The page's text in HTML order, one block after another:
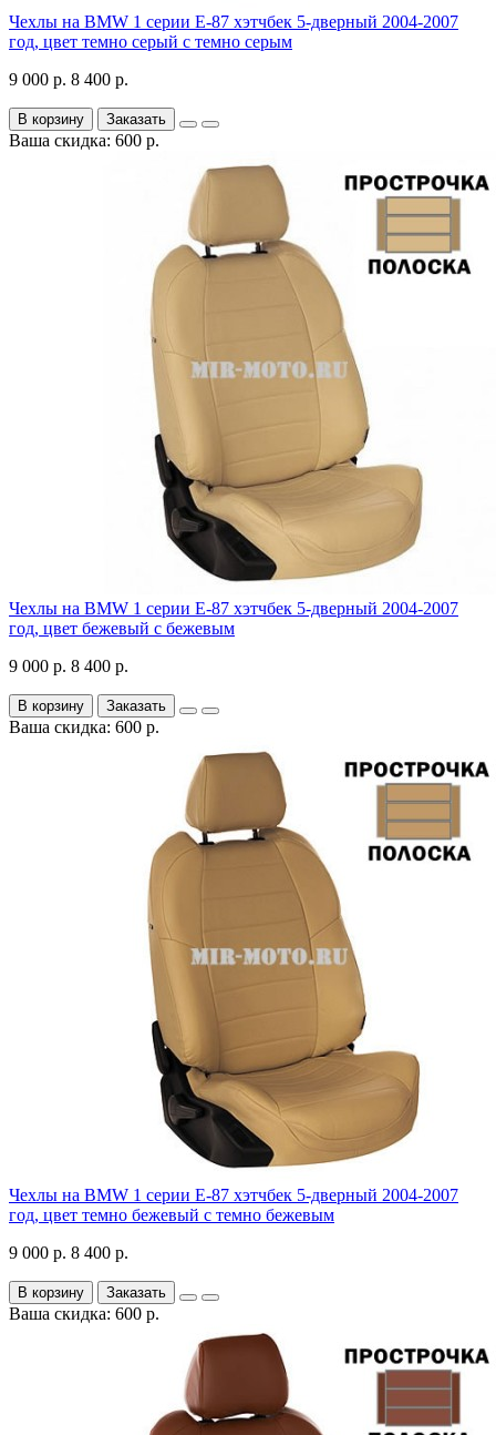
Чехлы на BMW 1 серии Е-87 хэтчбек 5-дверный 2004-2007
год, цвет темно серый с темно серым
9 000 р. 8 400 р.
В корзину Заказать
Ваша скидка: 600 р.
Чехлы на BMW 1 серии Е-87 хэтчбек 5-дверный 2004-2007
год, цвет бежевый с бежевым
9 000 р. 8 400 р.
В корзину Заказать
Ваша скидка: 600 р.
Чехлы на BMW 1 серии Е-87 хэтчбек 5-дверный 2004-2007
год, цвет темно бежевый с темно бежевым
9 000 р. 8 400 р.
В корзину Заказать
Ваша скидка: 600 р.